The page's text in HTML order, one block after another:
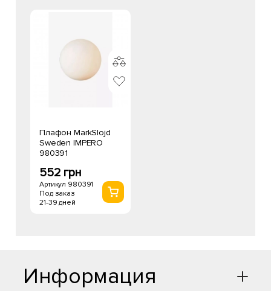
Плафон MarkSlojd
Sweden IMPERO
980391
552 грн
Артикул 980391
Под заказ
21-39 дней
Информация